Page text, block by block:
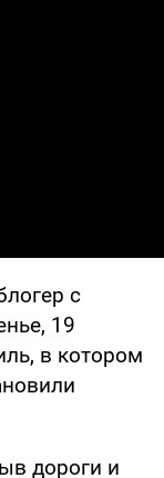
с
19
в котором
дороги и